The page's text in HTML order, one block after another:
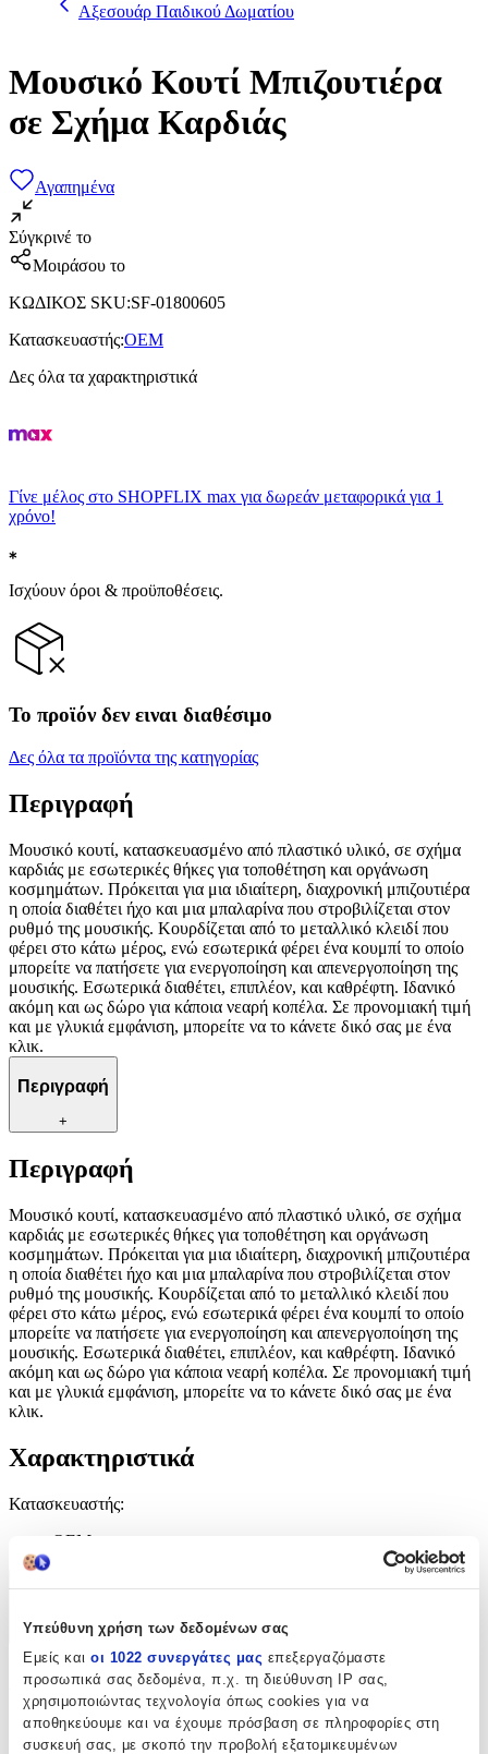
Υπεύθυνη χρήση των δεδομένων σας
Εμείς και οι 1022 συνεργάτες μας επεξεργαζόμαστε
προσωπικά σας δεδομένα, π.χ. τη διεύθυνση IP σας,
χρησιμοποιώντας τεχνολογία όπως cookies για να
αποθηκεύουμε και να έχουμε πρόσβαση σε πληροφορίες στη
συσκευή σας, με σκοπό την προβολή εξατομικευμένων
Αξεσουάρ Παιδικού Δωματίου
Μουσικό Κουτί Μπιζουτιέρα
σε Σχήμα Καρδιάς
Αγαπημένα
Σύγκρινέ το
Μοιράσου το
ΚΩΔΙΚΟΣ SKU:SF-01800605
Κατασκευαστής:OEM
Δες όλα τα χαρακτηριστικά
Γίνε μέλος στο SHOPFLIX max για δωρεάν μεταφορικά για 1
χρόνο!
Ισχύουν όροι & προϋποθέσεις.
Το προϊόν δεν ειναι διαθέσιμο
Δες όλα τα προϊόντα της κατηγορίας
Περιγραφή
Μουσικό κουτί, κατασκευασμένο από πλαστικό υλικό, σε σχήμα
καρδιάς με εσωτερικές θήκες για τοποθέτηση και οργάνωση
κοσμημάτων. Πρόκειται για μια ιδιαίτερη, διαχρονική μπιζουτιέρα
η οποία διαθέτει ήχο και μια μπαλαρίνα που στροβιλίζεται στον
ρυθμό της μουσικής. Κουρδίζεται από το μεταλλικό κλειδί που
φέρει στο κάτω μέρος, ενώ εσωτερικά φέρει ένα κουμπί το οποίο
μπορείτε να πατήσετε για ενεργοποίηση και απενεργοποίηση της
μουσικής. Εσωτερικά διαθέτει, επιπλέον, και καθρέφτη. Ιδανικό
ακόμη και ως δώρο για κάποια νεαρή κοπέλα. Σε προνομιακή τιμή
και με γλυκιά εμφάνιση, μπορείτε να το κάνετε δικό σας με ένα
κλικ.
Περιγραφή
+
Περιγραφή
Μουσικό κουτί, κατασκευασμένο από πλαστικό υλικό, σε σχήμα
καρδιάς με εσωτερικές θήκες για τοποθέτηση και οργάνωση
κοσμημάτων. Πρόκειται για μια ιδιαίτερη, διαχρονική μπιζουτιέρα
η οποία διαθέτει ήχο και μια μπαλαρίνα που στροβιλίζεται στον
ρυθμό της μουσικής. Κουρδίζεται από το μεταλλικό κλειδί που
φέρει στο κάτω μέρος, ενώ εσωτερικά φέρει ένα κουμπί το οποίο
μπορείτε να πατήσετε για ενεργοποίηση και απενεργοποίηση της
μουσικής. Εσωτερικά διαθέτει, επιπλέον, και καθρέφτη. Ιδανικό
ακόμη και ως δώρο για κάποια νεαρή κοπέλα. Σε προνομιακή τιμή
και με γλυκιά εμφάνιση, μπορείτε να το κάνετε δικό σας με ένα
κλικ.
Χαρακτηριστικά
Κατασκευαστής:
OEM
+
Χαρακτηριστικά
Κατασκευαστής: